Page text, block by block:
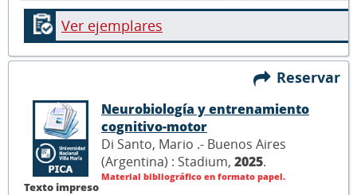
Ver ejemplares
Reservar
Texto impreso
Neurobiología y entrenamiento
cognitivo-motor
Di Santo, Mario .- Buenos Aires
(Argentina) : Stadium, 2025.
Material bibliográfico en formato papel.